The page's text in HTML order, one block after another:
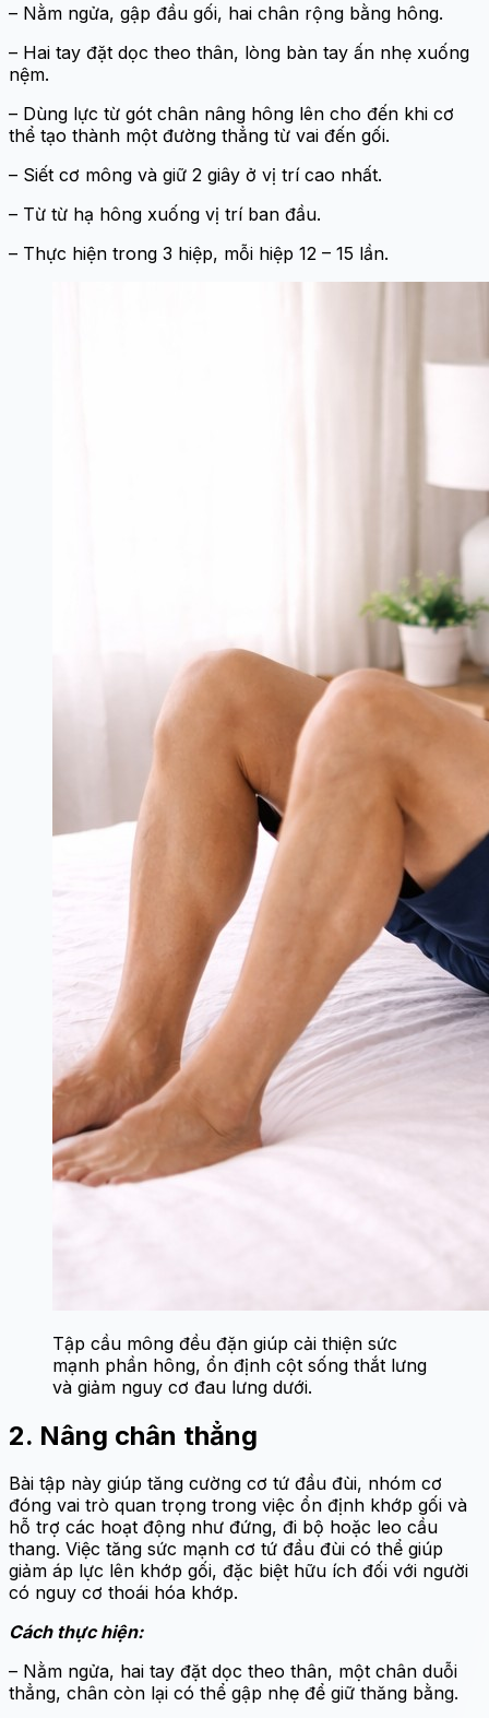
– Nằm ngửa, gập đầu gối, hai chân rộng bằng hông.
– Hai tay đặt dọc theo thân, lòng bàn tay ấn nhẹ xuống
nệm.
– Dùng lực từ gót chân nâng hông lên cho đến khi cơ
thể tạo thành một đường thẳng từ vai đến gối.
– Siết cơ mông và giữ 2 giây ở vị trí cao nhất.
– Từ từ hạ hông xuống vị trí ban đầu.
– Thực hiện trong 3 hiệp, mỗi hiệp 12 – 15 lần.
Tập cầu mông đều đặn giúp cải thiện sức
mạnh phần hông, ổn định cột sống thắt lưng
và giảm nguy cơ đau lưng dưới.
2. Nâng chân thẳng
Bài tập này giúp tăng cường cơ tứ đầu đùi, nhóm cơ
đóng vai trò quan trọng trong việc ổn định khớp gối và
hỗ trợ các hoạt động như đứng, đi bộ hoặc leo cầu
thang. Việc tăng sức mạnh cơ tứ đầu đùi có thể giúp
giảm áp lực lên khớp gối, đặc biệt hữu ích đối với người
có nguy cơ thoái hóa khớp.
Cách thực hiện:
– Nằm ngửa, hai tay đặt dọc theo thân, một chân duỗi
thẳng, chân còn lại có thể gập nhẹ để giữ thăng bằng.